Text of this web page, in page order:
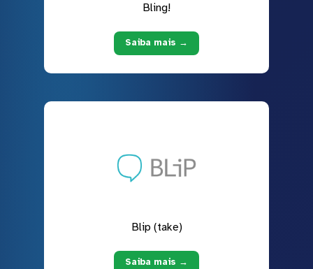
Bling!
Saiba mais →
Blip (take)
Saiba mais →